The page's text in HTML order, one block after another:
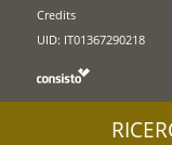
Credits
UID: IT01367290218